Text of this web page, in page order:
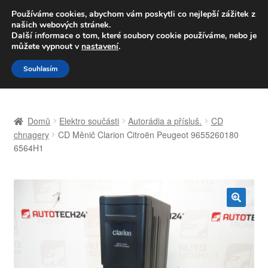
DOPRAVA od 139,-Kč
Volejte po-pá 9-16 704 494 494
Přeskočit
na
navigaci
Přejít
k
obsahu
Celosvětová doprava
Domů Elektro součásti Autorádia a přísluš.
CD
chnagery
CD Měnič Clarion Citroën Peugeot 9655260180
6564H1
🔍
Používáme cookies, abychom vám poskytli co nejlepší zážitek z
našich webových stránek.
Další informace o tom, které soubory cookie používáme, nebo je
můžete vypnout v nastavení.
Souhlasím